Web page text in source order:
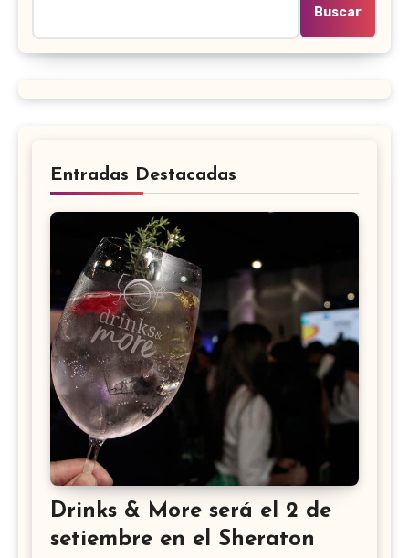
Buscar
Entradas Destacadas
Drinks & More será el 2 de
setiembre en el Sheraton